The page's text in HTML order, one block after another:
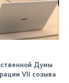
Думы
VII созыва